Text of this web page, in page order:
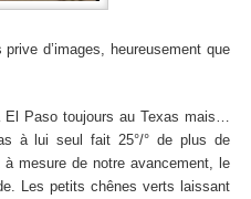
d’images, heureusement que
Paso toujours au Texas mais…
à lui seul fait 25°/° de plus de
mesure de notre avancement, le
Les petits chênes verts laissant